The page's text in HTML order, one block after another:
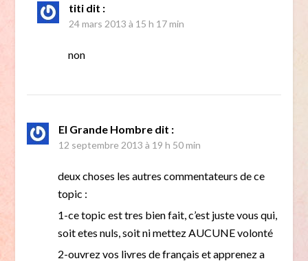
titi dit :
24 mars 2013 à 15 h 17 min
non
El Grande Hombre dit :
12 septembre 2013 à 19 h 50 min
deux choses les autres commentateurs de ce
topic :
1-ce topic est tres bien fait, c’est juste vous qui,
soit etes nuls, soit ni mettez AUCUNE volonté
2-ouvrez vos livres de français et apprenez a